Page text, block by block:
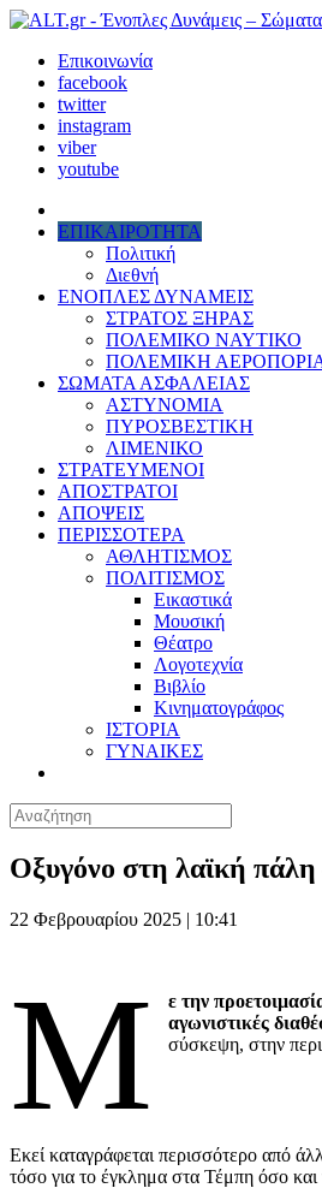
Επικοινωνία
facebook
twitter
instagram
viber
youtube
ΕΠΙΚΑΙΡΟΤΗΤΑ
Πολιτική
Διεθνή
ΕΝΟΠΛΕΣ ΔΥΝΑΜΕΙΣ
ΣΤΡΑΤΟΣ ΞΗΡΑΣ
ΠΟΛΕΜΙΚΟ ΝΑΥΤΙΚΟ
ΠΟΛΕΜΙΚΗ
ΣΩΜΑΤΑ ΑΣΦΑΛΕΙΑΣ
ΑΣΤΥΝΟΜΙΑ
ΠΥΡΟΣΒΕΣΤΙΚΗ
ΛΙΜΕΝΙΚΟ
ΣΤΡΑΤΕΥΜΕΝΟΙ
ΑΠΟΣΤΡΑΤΟΙ
ΑΠΟΨΕΙΣ
ΠΕΡΙΣΣΟΤΕΡΑ
ΑΘΛΗΤΙΣΜΟΣ
ΠΟΛΙΤΙΣΜΟΣ
Εικαστικά
Μουσική
Θέατρο
Λογοτεχνία
Βιβλίο
Κινηματογράφος
ΙΣΤΟΡΙΑ
ΓΥΝΑΙΚΕΣ
Οξυγόνο στη λαϊκή
22 Φεβρουαρίου 2025 | 10:41
Μ
ε την
αγωνιστικές
σύσκεψη, στην
Εκεί καταγράφεται περισσότερο από
τόσο για το έγκλημα στα Τέμπη όσο και